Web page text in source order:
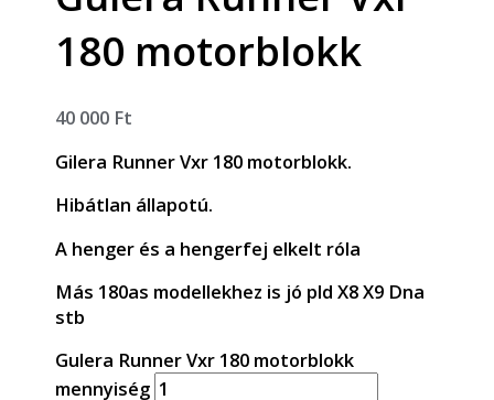
180 motorblokk
40 000 Ft
Gilera Runner Vxr 180 motorblokk.
Hibátlan állapotú.
A henger és a hengerfej elkelt róla
Más 180as modellekhez is jó pld X8 X9 Dna
stb
Gulera Runner Vxr 180 motorblokk
mennyiség